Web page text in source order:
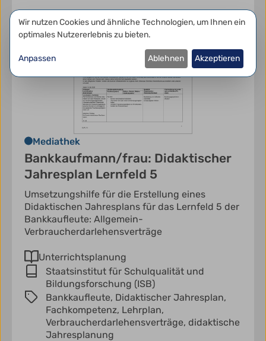
Mediathek
Bankkaufmann/frau: Didaktischer
Jahresplan Lernfeld 5
Umsetzungshilfe für die Erstellung eines
Didaktischen Jahresplans für das Lernfeld 5 der
Bankkaufleute: Allgemein-
Verbraucherdarlehensverträge
Unterrichtsplanung
Staatsinstitut für Schulqualität und
Bildungsforschung (ISB)
Bankkaufleute, Didaktischer Jahresplan,
Fachkompetenz, Lehrplan,
Verbraucherdarlehensverträge, didaktische
Jahresplanung
Datenschutzeinstellungen
Wir nutzen Cookies und ähnliche Technologien, um Ihnen ein
optimales Nutzererlebnis zu bieten.
Anpassen Ablehnen Akzeptieren